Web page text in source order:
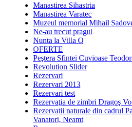
Manastirea Sihastria
Manastirea Varatec
Muzeul memorial Mihail
Ne-au trecut pragul
Nunta la Villa Q
OFERTE
Peştera Sfintei Cuvioase
Revolution Slider
Rezervari
Rezervari 2013
Rezervari test
Rezervaţia de zimbri Dragoş
Rezervatii naturale din cadrul
Vanatori, Neamt